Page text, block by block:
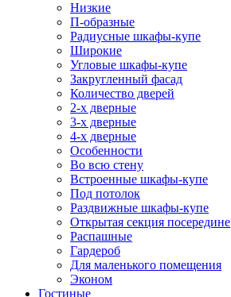
Низкие
П-образные
Радиусные шкафы-купе
Широкие
Угловые шкафы-купе
Закругленный фасад
Количество дверей
2-х дверные
3-х дверные
4-х дверные
Особенности
Во всю стену
Встроенные шкафы-купе
Под потолок
Раздвижные шкафы-купе
Открытая секция посередине
Распашные
Гардероб
Для маленького помещения
Эконом
Гостиные